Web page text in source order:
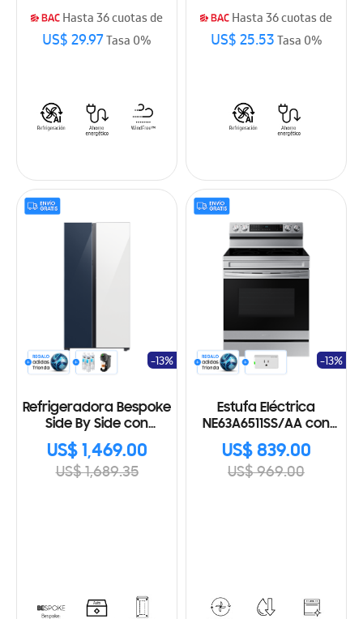
Hasta 36 cuotas de
US$ 29.97Tasa 0%
Hasta 36 cuotas de
US$ 25.53Tasa 0%
Refrigeradora Bespoke
Side By Side con
Beverage Center 23
Cu.fc., 640L
RS23CB760A7NAP
US$ 1,469.00
US$ 1,689.35
-13%
Estufa Eléctrica
NE63A6511SS/AA con
Gran Capacidad
US$ 839.00
US$ 969.00
-13%